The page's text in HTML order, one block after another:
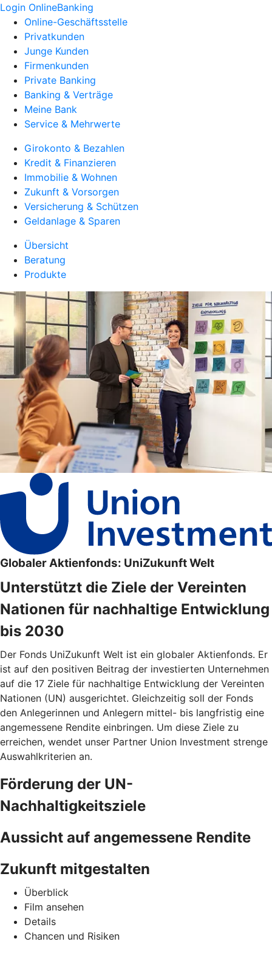
Login OnlineBanking
Online-Geschäftsstelle
Privatkunden
Junge Kunden
Firmenkunden
Private Banking
Banking & Verträge
Meine Bank
Service & Mehrwerte
Girokonto & Bezahlen
Kredit & Finanzieren
Immobilie & Wohnen
Zukunft & Vorsorgen
Versicherung & Schützen
Geldanlage & Sparen
Übersicht
Beratung
Produkte
Globaler Aktienfonds: UniZukunft Welt
Unterstützt die Ziele der Vereinten
Nationen für nachhaltige Entwicklung
bis 2030
Der Fonds UniZukunft Welt ist ein globaler Aktienfonds. Er
ist auf den positiven Beitrag der investierten Unternehmen
auf die 17 Ziele für nachhaltige Entwicklung der Vereinten
Nationen (UN) ausgerichtet. Gleichzeitig soll der Fonds
den Anlegerinnen und Anlegern mittel- bis langfristig eine
angemessene Rendite einbringen. Um diese Ziele zu
erreichen, wendet unser Partner Union Investment strenge
Auswahlkriterien an.
Förderung der UN-
Nachhaltigkeitsziele
Aussicht auf angemessene Rendite
Zukunft mitgestalten
Überblick
Film ansehen
Details
Chancen und Risiken